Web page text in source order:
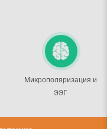
Микрополяризация и
ЭЭГ